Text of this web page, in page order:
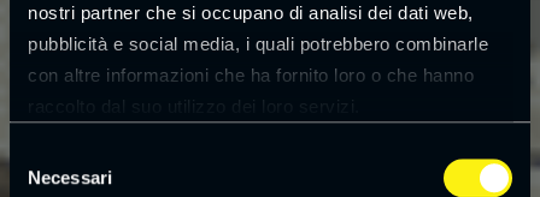
nostri partner che si occupano di analisi dei dati web,
pubblicità e social media, i quali potrebbero combinarle
con altre informazioni che ha fornito loro o che hanno
raccolto dal suo utilizzo dei loro servizi.
Selezione
delNecessari